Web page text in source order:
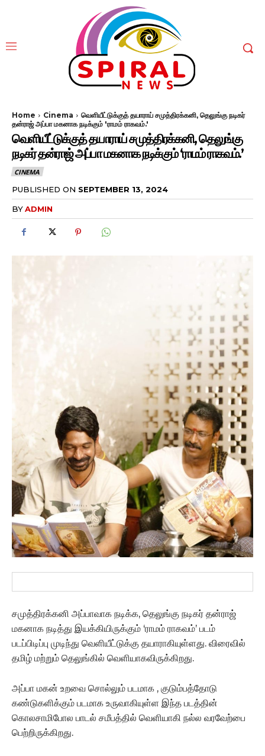
Home Cinema
வெளியீட்டுக்குத் தயாராய் சமுத்திரக்கனி, தெலுங்கு நடிகர்
தன்ராஜ் அப்பா மகனாக நடிக்கும் 'ராமம் ராகவம்.'
வெளியீட்டுக்குத் தயாராய் சமுத்திரக்கனி, தெலுங்கு
நடிகர் தன்ராஜ் அப்பா மகனாக நடிக்கும் ‘ராமம் ராகவம்.’
CINEMA
PUBLISHED ON SEPTEMBER 13, 2024
BYADMIN
சமுத்திரக்கனி அப்பாவாக நடிக்க, தெலுங்கு நடிகர் தன்ராஜ்
மகனாக நடித்து இயக்கியிருக்கும் ‘ராமம் ராகவம்’ படம்
படப்பிடிப்பு முடிந்து வெளியீட்டுக்கு தயாராகியுள்ளது. விரைவில்
தமிழ் மற்றும் தெலுங்கில் வெளியாகவிருக்கிறது.
அப்பா மகன் உறவை சொல்லும் படமாக , குடும்பத்தோடு
கண்டுகளிக்கும் படமாக உருவாகியுள்ள இந்த படத்தின்
கொலசாமிபோல பாடல் சமீபத்தில் வெளியாகி நல்ல வரவேற்பை
பெற்றிருக்கிறது.